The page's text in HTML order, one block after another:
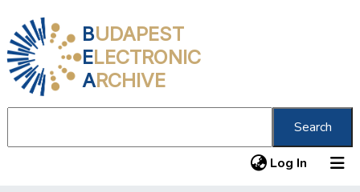
BUDAPEST
ELECTRONIC
ARCHIVE
Search
Log In (current)